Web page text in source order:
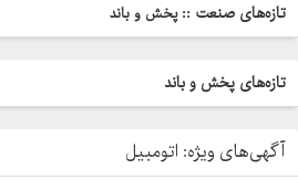
تازه‌های صنعت ::پخش و باند
تازه‌های پخش و باند
آگهی‌های ویژه: اتومبیل